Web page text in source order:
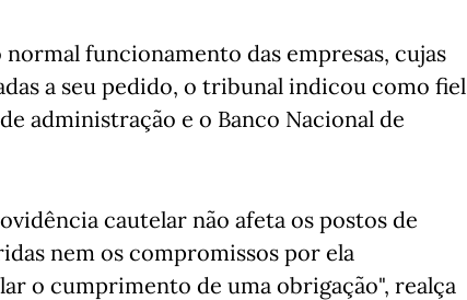
funcionamento das empresas, cujas
a seu pedido, o tribunal indicou como fiel
administração e o Banco Nacional de
cautelar não afeta os postos de
nem os compromissos por ela
o cumprimento de uma obrigação", realça